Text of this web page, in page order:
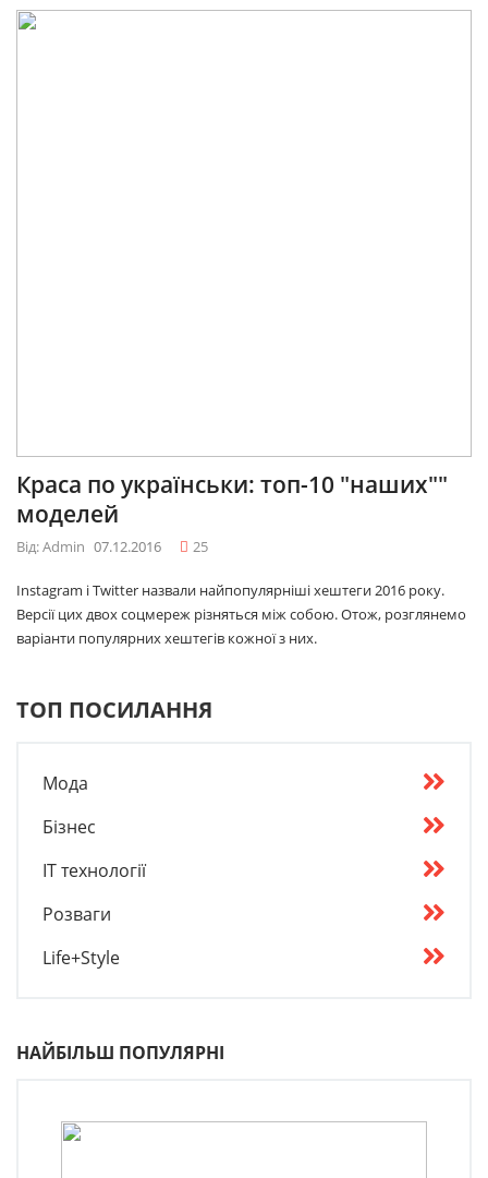
Краса по українськи: топ-10 "наших""
моделей
Від: Admin 07.12.2016 25
Instagram і Twitter назвали найпопулярніші хештеги 2016 року.
Версії цих двох соцмереж різняться між собою. Отож, розглянемо
варіанти популярних хештегів кожної з них.
ТОП ПОСИЛАННЯ
Мода
Бізнес
IT технології
Розваги
Life+Style
НАЙБІЛЬШ ПОПУЛЯРНІ